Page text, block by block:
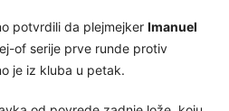
potvrdili da plejmejker Imanuel
of serije prve runde protiv
je iz kluba u petak.